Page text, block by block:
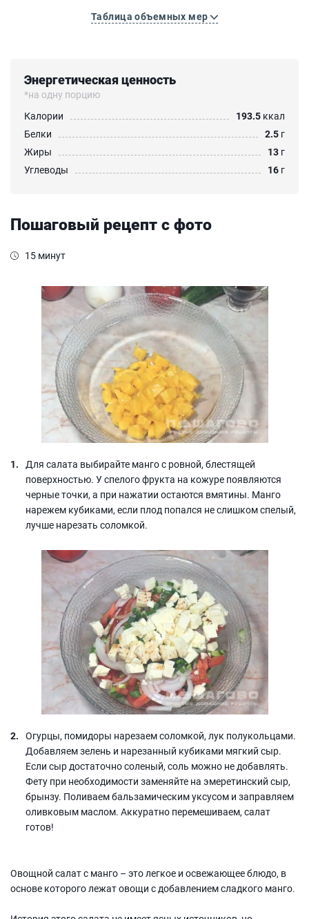
Таблица объемных мер
Энергетическая ценность
*на одну порцию
Калории
193.5 ккал
Белки
2.5 г
Жиры
13 г
Углеводы
16 г
Пошаговый рецепт с фото
15 минут
Для салата выбирайте манго с ровной, блестящей
поверхностью. У спелого фрукта на кожуре появляются
черные точки, а при нажатии остаются вмятины. Манго
нарежем кубиками, если плод попался не слишком спелый,
лучше нарезать соломкой.
Огурцы, помидоры нарезаем соломкой, лук полукольцами.
Добавляем зелень и нарезанный кубиками мягкий сыр.
Если сыр достаточно соленый, соль можно не добавлять.
Фету при необходимости заменяйте на эмеретинский сыр,
брынзу. Поливаем бальзамическим уксусом и заправляем
оливковым маслом. Аккуратно перемешиваем, салат
готов!
Овощной салат с манго – это легкое и освежающее блюдо, в
основе которого лежат овощи с добавлением сладкого манго.